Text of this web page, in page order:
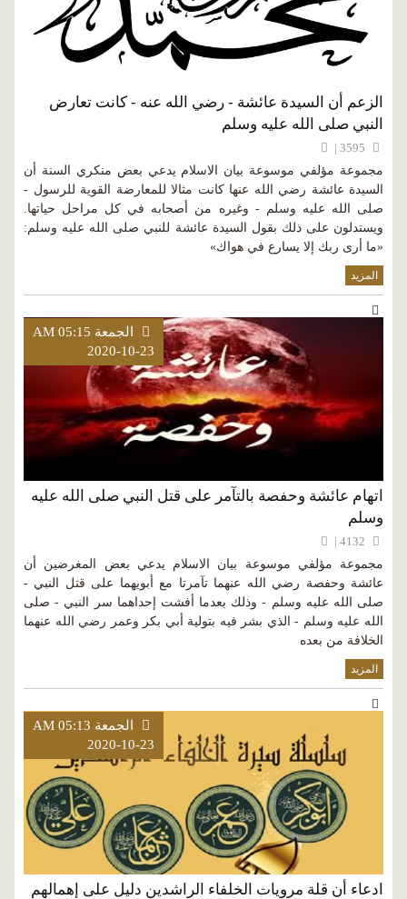
الزعم أن السيدة عائشة - رضي الله عنه - كانت تعارض
النبي صلى الله عليه وسلم
مجموعة مؤلفي موسوعة بيان الاسلام يدعي بعض منكري السنة أن
السيدة عائشة رضي الله عنها كانت مثالا للمعارضة القوية للرسول -
صلى الله عليه وسلم - وغيره من أصحابه في كل مراحل حياتها.
ويستدلون على ذلك بقول السيدة عائشة للنبي صلى الله عليه وسلم:
«ما أرى ربك إلا يسارع في هواك»
المزيد
الجمعة AM 05:15
2020-10-23
اتهام عائشة وحفصة بالتآمر على قتل النبي صلى الله عليه
وسلم
مجموعة مؤلفي موسوعة بيان الاسلام يدعي بعض المغرضين أن
عائشة وحفصة رضي الله عنهما تآمرتا مع أبويهما على قتل النبي -
صلى الله عليه وسلم - وذلك بعدما أفشت إحداهما سر النبي - صلى
الله عليه وسلم - الذي بشر فيه بتولية أبي بكر وعمر رضي الله عنهما
الخلافة من بعده
المزيد
الجمعة AM 05:13
2020-10-23
ادعاء أن قلة مرويات الخلفاء الراشدين دليل على إهمالهم